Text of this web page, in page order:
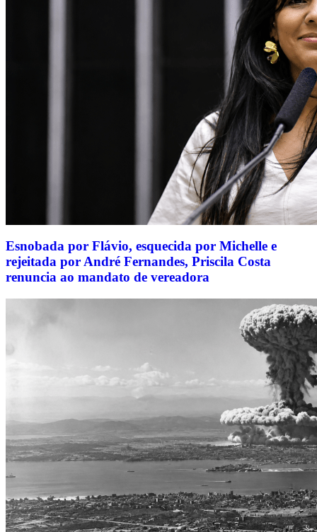
Esnobada por Flávio, esquecida por Michelle e
rejeitada por André Fernandes, Priscila Costa
renuncia ao mandato de vereadora